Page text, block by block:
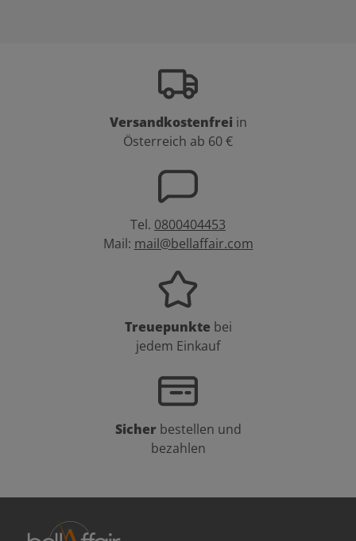
Versandkostenfrei in
Österreich ab 60 €
Tel. 0800404453
Mail: mail@bellaffair.com
Treuepunkte bei
jedem Einkauf
Sicher bestellen und
bezahlen